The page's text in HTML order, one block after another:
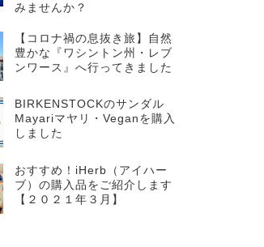
みませんか？
【コロナ禍の息抜き旅】自然
豊かな『ワシントン州・レブ
ンワース』へ行ってきました
BIRKENSTOCKのサンダル
Mayariマヤリ・Veganを購入
しました
おすすめ！iHerb（アイハー
ブ）の購入品をご紹介します
【２０２１年３月】